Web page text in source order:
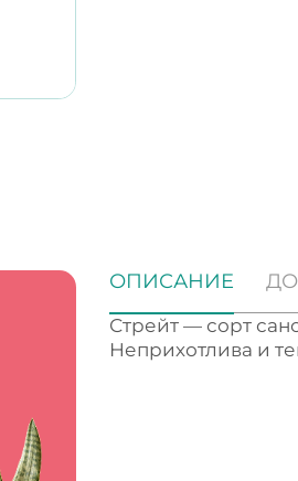
ОПИСАНИЕ
Стрейт — сорт
Неприхотлива и